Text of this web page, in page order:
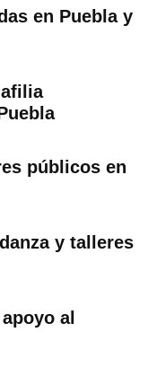
en Puebla y
públicos en
y talleres
al